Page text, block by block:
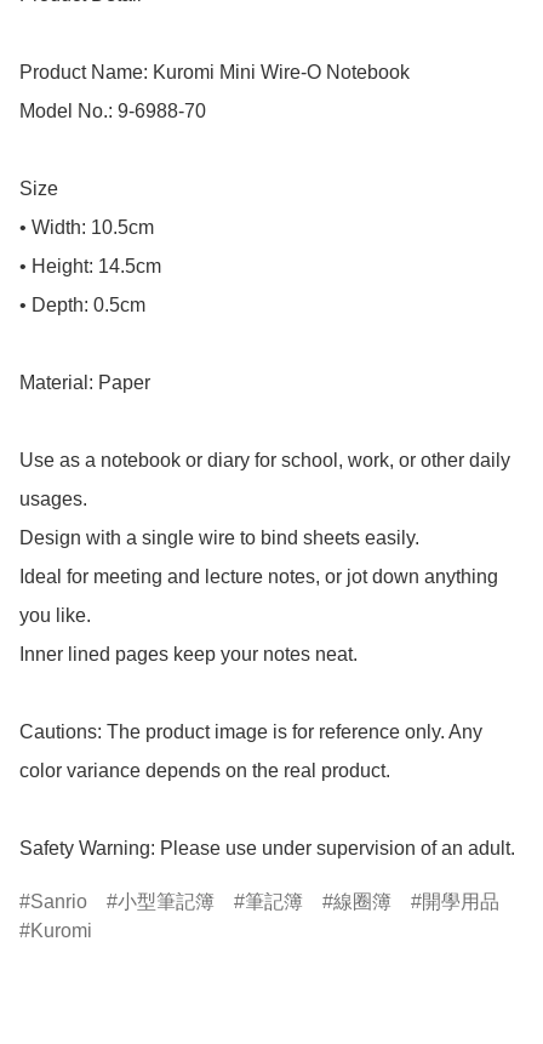
Product Name: Kuromi Mini Wire-O Notebook
Model No.: 9-6988-70
Size
• Width: 10.5cm
• Height: 14.5cm
• Depth: 0.5cm
Material: Paper
Use as a notebook or diary for school, work, or other daily
usages.
Design with a single wire to bind sheets easily.
Ideal for meeting and lecture notes, or jot down anything
you like.
Inner lined pages keep your notes neat.
Cautions: The product image is for reference only. Any
color variance depends on the real product.
Safety Warning: Please use under supervision of an adult.
Sanrio 小型筆記簿 筆記簿 線圈簿
開學用品
Kuromi